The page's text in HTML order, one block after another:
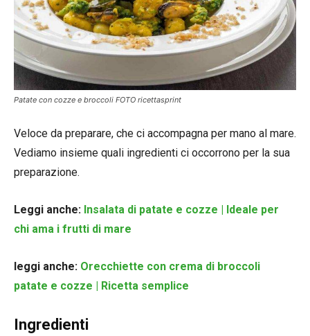
Patate con cozze e broccoli FOTO ricettasprint
Veloce da preparare, che ci accompagna per mano al mare.
Vediamo insieme quali ingredienti ci occorrono per la sua
preparazione.
Leggi anche: Insalata di patate e cozze | Ideale per
chi ama i frutti di mare
leggi anche: Orecchiette con crema di broccoli
patate e cozze | Ricetta semplice
Ingredienti